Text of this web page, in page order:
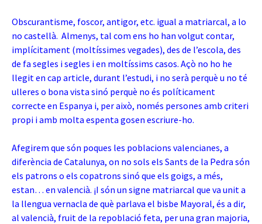
Obscurantisme, foscor, antigor, etc. igual a matriarcal, a lo
no castellà. Almenys, tal com ens ho han volgut contar,
implícitament (moltíssimes vegades), des de l’escola, des
de fa segles i segles i en moltíssims casos. Açò no ho he
llegit en cap article, durant l’estudi, i no serà perquè u no té
ulleres o bona vista sinó perquè no és políticament
correcte en Espanya i, per això, només persones amb criteri
propi i amb molta espenta gosen escriure-ho.
Afegirem que són poques les poblacions valencianes, a
diferència de Catalunya, on no sols els Sants de la Pedra són
els patrons o els copatrons sinó que els goigs, a més,
estan… en valencià. ¡I són un signe matriarcal que va unit a
la llengua vernacla de què parlava el bisbe Mayoral, és a dir,
al valencià, fruit de la repoblació feta, per una gran majoria,